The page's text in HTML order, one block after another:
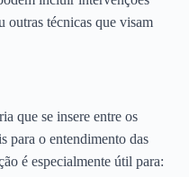
outras técnicas que visam
que se insere entre os
para o entendimento das
é especialmente útil para: